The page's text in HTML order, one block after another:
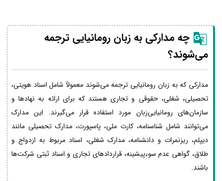
چه مدارکی به زبان رومانیایی ترجمه
می‌شوند؟
مدارکی که به زبان رومانیایی ترجمه می‌شوند معمولاً شامل اسناد هویتی،
تحصیلی، شغلی، حقوقی و تجاری هستند که برای ارائه به نهادها و
سازمان‌های رومانیایی‌زبان مورد استفاده قرار می‌گیرند. این مدارک
می‌توانند شامل شناسنامه، کارت ملی، پاسپورت، مدارک تحصیلی مانند
دیپلم، ریزنمرات و دانشنامه، مدارک شغلی، اسناد مربوط به ازدواج و
طلاق، گواهی عدم سوءپیشینه، قراردادهای تجاری و اسناد ثبتی شرکت‌ها
باشند.